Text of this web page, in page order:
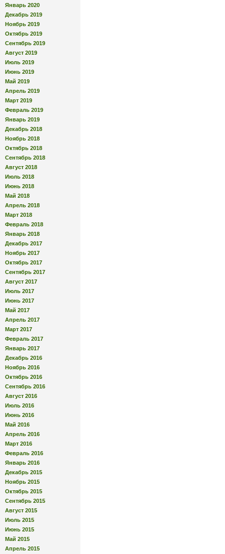
Январь 2020
Декабрь 2019
Ноябрь 2019
Октябрь 2019
Сентябрь 2019
Август 2019
Июль 2019
Июнь 2019
Май 2019
Апрель 2019
Март 2019
Февраль 2019
Январь 2019
Декабрь 2018
Ноябрь 2018
Октябрь 2018
Сентябрь 2018
Август 2018
Июль 2018
Июнь 2018
Май 2018
Апрель 2018
Март 2018
Февраль 2018
Январь 2018
Декабрь 2017
Ноябрь 2017
Октябрь 2017
Сентябрь 2017
Август 2017
Июль 2017
Июнь 2017
Май 2017
Апрель 2017
Март 2017
Февраль 2017
Январь 2017
Декабрь 2016
Ноябрь 2016
Октябрь 2016
Сентябрь 2016
Август 2016
Июль 2016
Июнь 2016
Май 2016
Апрель 2016
Март 2016
Февраль 2016
Январь 2016
Декабрь 2015
Ноябрь 2015
Октябрь 2015
Сентябрь 2015
Август 2015
Июль 2015
Июнь 2015
Май 2015
Апрель 2015